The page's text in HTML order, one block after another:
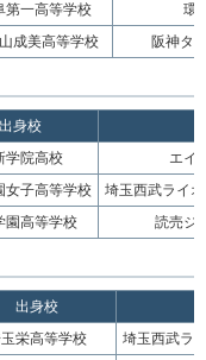
第一高等学校
環
成美高等学校 阪神タ
出身校
学院高校
エイ
女子高等学校
埼玉西武ライ
園高等学校 読売ジ
出身校
栄高等学校
埼玉西武ラ